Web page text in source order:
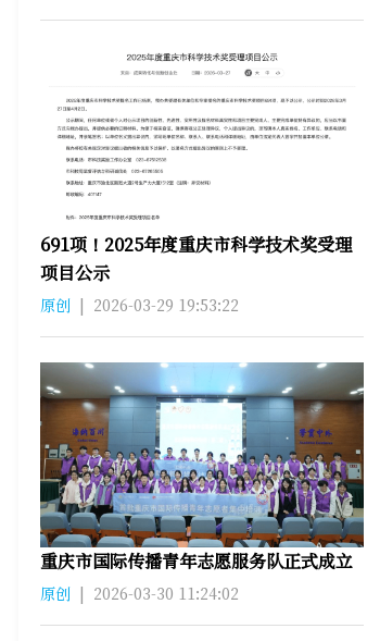
691项！2025年度重庆市科学技术奖受理
项目公示
原创 | 2026-03-29 19:53:22
重庆市国际传播青年志愿服务队正式成立
原创 | 2026-03-30 11:24:02